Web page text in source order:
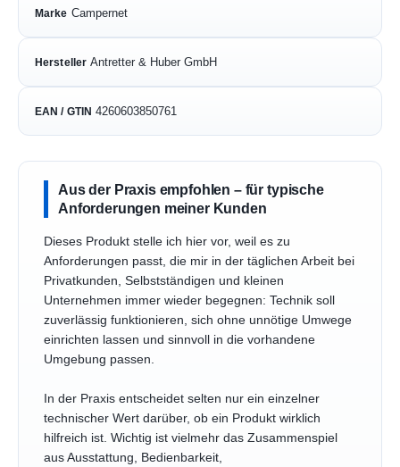
Marke Campernet
Hersteller Antretter & Huber GmbH
EAN / GTIN 4260603850761
Aus der Praxis empfohlen – für typische
Anforderungen meiner Kunden
Dieses Produkt stelle ich hier vor, weil es zu
Anforderungen passt, die mir in der täglichen Arbeit bei
Privatkunden, Selbstständigen und kleinen
Unternehmen immer wieder begegnen: Technik soll
zuverlässig funktionieren, sich ohne unnötige Umwege
einrichten lassen und sinnvoll in die vorhandene
Umgebung passen.
In der Praxis entscheidet selten nur ein einzelner
technischer Wert darüber, ob ein Produkt wirklich
hilfreich ist. Wichtig ist vielmehr das Zusammenspiel
aus Ausstattung, Bedienbarkeit,